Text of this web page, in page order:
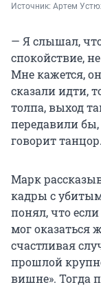
Источник: Артем
— Я слышал,
спокойствие,
Мне кажется,
сказали идти,
толпа, выход
передавили
говорит танцор.
Марк
кадры с
понял, что
мог оказаться
счастливая
прошлой
вишне». Тогда